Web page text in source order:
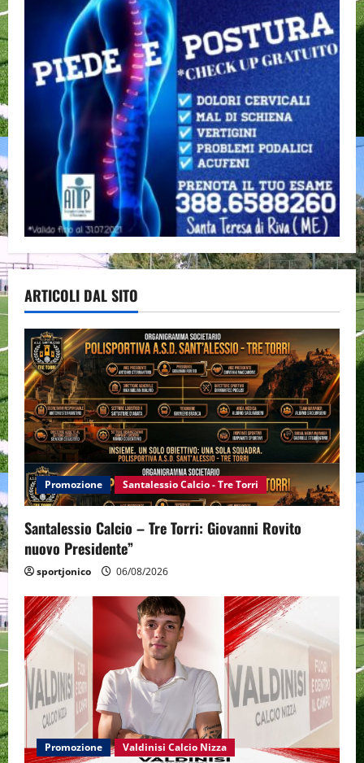
ARTICOLI DAL SITO
Promozione Santalessio Calcio - Tre Torri
Santalessio Calcio – Tre Torri: Giovanni Rovito
nuovo Presidente”
sportjonico 06/08/2026
Promozione Valdinisi Calcio Nizza